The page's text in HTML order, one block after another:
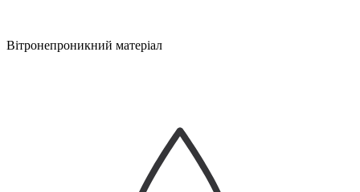
Вітронепроникний матеріал